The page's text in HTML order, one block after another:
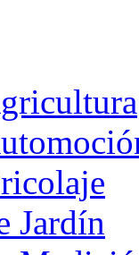
Jardín